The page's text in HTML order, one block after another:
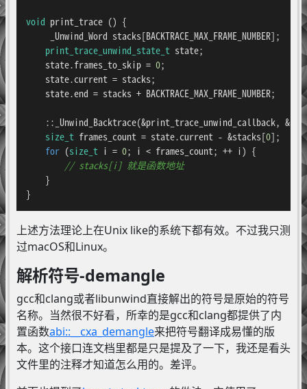
void print_trace () {
     _Unwind_Word stacks[BACKTRACE_MAX_FRAME_NUMBER];
print_trace_unwind_state_t state;
    state.frames_to_skip =
0;
    state.current = stacks;
    state.end = stacks + BACKTRACE_MAX_FRAME_NUMBER;
::_Unwind_Backtrace(&print_trace_unwind_callback,
size_t frames_count = state.current - &stacks[0];
for (size_t i = 0; i < frames_count; ++ i) {
// stacks[i] 就是函数地址
    }
}
上述方法理论上在Unix like的系统下都有效。不过我只测
过macOS和Linux。
解析符号-demangle
gcc和clang或者libunwind直接解出的符号是原始的符号
名称。当然很不好看，所幸的是gcc和clang都提供了内
置函数abi::__cxa_demangle来把符号翻译成易懂的版
本。这个接口连文档里都是只是提及了一下，我还是看头
文件里的注释才知道怎么用的。差评。